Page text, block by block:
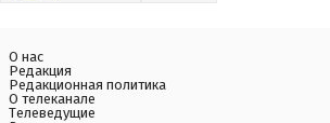
О нас
Редакция
Редакционная политика
О телеканале
Телеведущие